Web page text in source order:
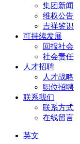
集团新闻
维权公告
吉祥鉴识
可持续发展
回报社会
社会责任
人才招聘
人才战略
职位招聘
联系我们
联系方式
在线留言
英文